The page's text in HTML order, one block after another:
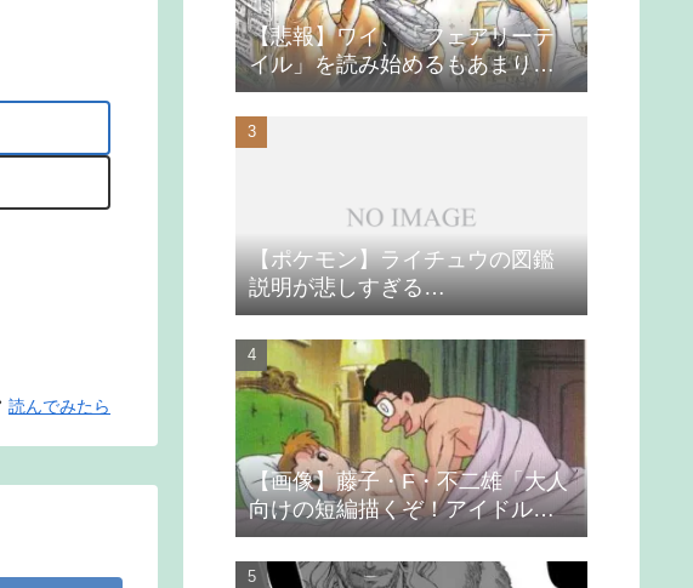
読んでみたら
【悲報】ワイ、「フェアリーテ
イル」を読み始めるもあまりの
つまらなさに挫折する
【ポケモン】ライチュウの図鑑
説明が悲しすぎる…
【画像】藤子・F・不二雄「大人
向けの短編描くぞ！アイドルが
無理やり抱かれるシーン入れ
よ」